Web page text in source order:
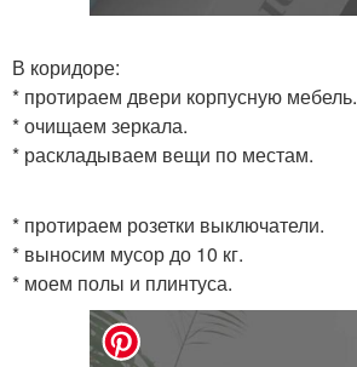
В коридоре:
* протираем двери корпусную мебель.
* очищаем зеркала.
* раскладываем вещи по местам.
* протираем розетки выключатели.
* выносим мусор до 10 кг.
* моем полы и плинтуса.